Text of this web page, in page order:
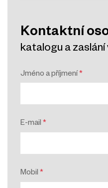
Kontaktní
katalogu a
Jméno a příjmení*
E-mail*
Mobil*